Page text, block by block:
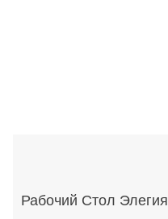
Рабочий Стол Элегия